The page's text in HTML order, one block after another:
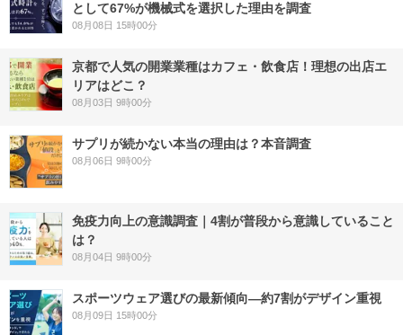
として67%が機械式を選択した理由を調査
08月08日 15時00分
京都で人気の開業業種はカフェ・飲食店！理想の出店エ
リアはどこ？
08月03日 9時00分
サプリが続かない本当の理由は？本音調査
08月06日 9時00分
免疫力向上の意識調査｜4割が普段から意識していること
は？
08月04日 9時00分
スポーツウェア選びの最新傾向―約7割がデザイン重視
08月09日 15時00分